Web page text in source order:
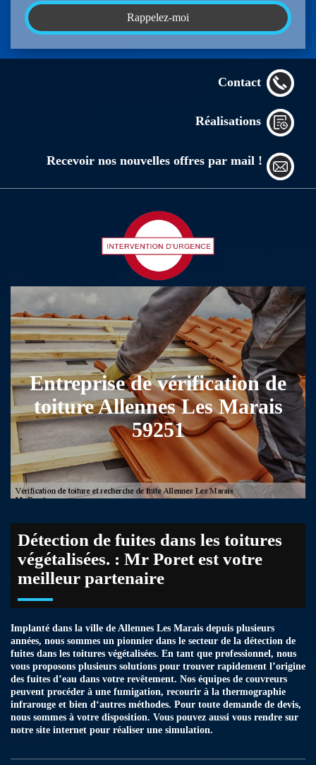
Contact
Réalisations
Recevoir nos nouvelles offres par mail !
Entreprise de vérification de
toiture Allennes Les Marais
59251
Détection de fuites dans les toitures
végétalisées. : Mr Poret est votre
meilleur partenaire
Implanté dans la ville de Allennes Les Marais depuis plusieurs
années, nous sommes un pionnier dans le secteur de la détection de
fuites dans les toitures végétalisées. En tant que professionnel, nous
vous proposons plusieurs solutions pour trouver rapidement l’origine
des fuites d’eau dans votre revêtement. Nos équipes de couvreurs
peuvent procéder à une fumigation, recourir à la thermographie
infrarouge et bien d‘autres méthodes. Pour toute demande de devis,
nous sommes à votre disposition. Vous pouvez aussi vous rendre sur
notre site internet pour réaliser une simulation.